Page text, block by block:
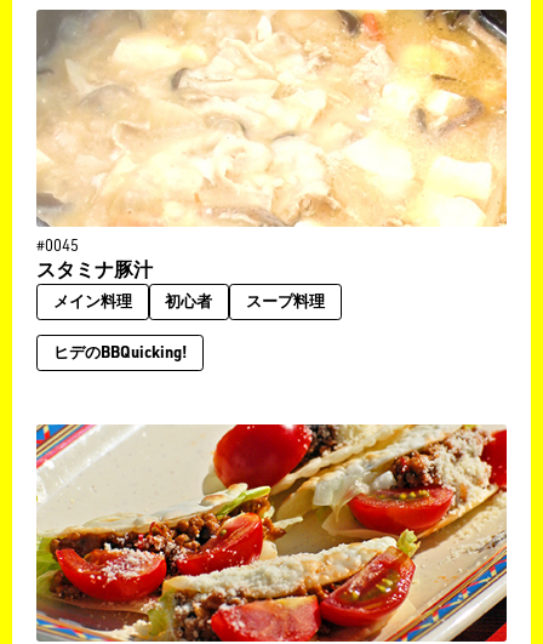
#0045
スタミナ豚汁
メイン料理 初心者 スープ料理
ヒデのBBQuicking!